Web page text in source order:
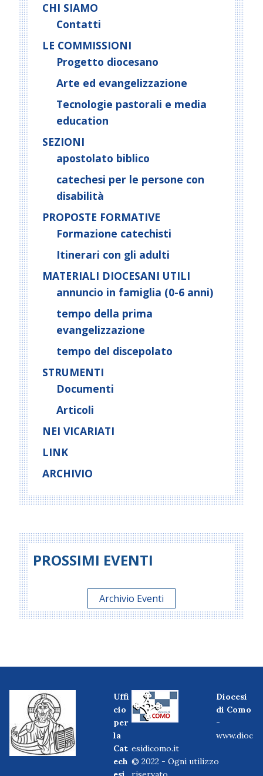
CHI SIAMO
Contatti
LE COMMISSIONI
Progetto diocesano
Arte ed evangelizzazione
Tecnologie pastorali e media
education
SEZIONI
apostolato biblico
catechesi per le persone con
disabilità
PROPOSTE FORMATIVE
Formazione catechisti
Itinerari con gli adulti
MATERIALI DIOCESANI UTILI
annuncio in famiglia (0-6 anni)
tempo della prima
evangelizzazione
tempo del discepolato
STRUMENTI
Documenti
Articoli
NEI VICARIATI
LINK
ARCHIVIO
PROSSIMI EVENTI
Archivio Eventi
Uffi
cio
per
la
Cat
ech
Diocesi
di Como
-
www.dioc
esidicomo.it
© 2022 - Ogni utilizzo